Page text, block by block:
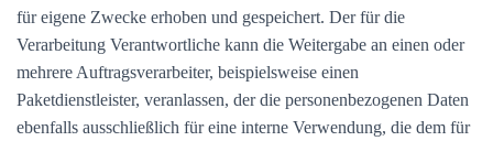
für eigene Zwecke erhoben und gespeichert. Der für die
Verarbeitung Verantwortliche kann die Weitergabe an einen oder
mehrere Auftragsverarbeiter, beispielsweise einen
Paketdienstleister, veranlassen, der die personenbezogenen Daten
ebenfalls ausschließlich für eine interne Verwendung, die dem für